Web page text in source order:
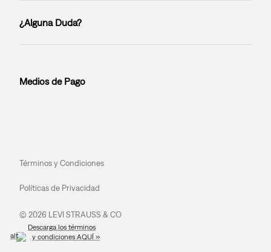
¿Alguna Duda?
Medios de Pago
Términos y Condiciones
Políticas de Privacidad
© 2026 LEVI STRAUSS & CO
Descarga los términos
y condiciones AQUÍ »